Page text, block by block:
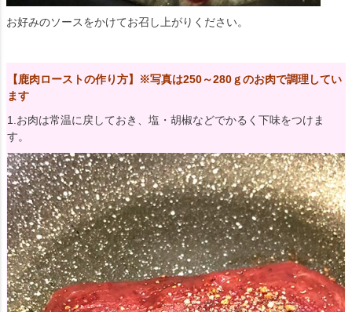
お好みのソースをかけてお召し上がりください。
【鹿肉ローストの作り方】※写真は250～280ｇのお肉で調理してい
ます
1.お肉は常温に戻しておき、塩・胡椒などでかるく下味をつけま
す。